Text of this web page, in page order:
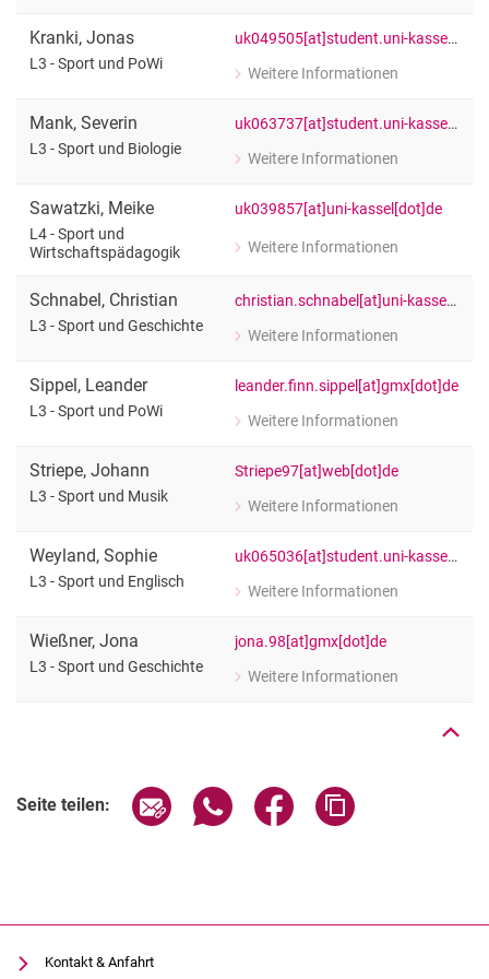
Team
Neuigkeiten und Informationen
Kranki, Jonas
L3 - Sport und PoWi
uk049505[at]student.uni-kassel[dot]de
Weitere Informationen
zu Jonas Kranki
Mank, Severin
L3 - Sport und Biologie
uk063737[at]student.uni-kassel[dot]de
Weitere Informationen
zu Severin Mank
Sawatzki, Meike
L4 - Sport und
Wirtschaftspädagogik
uk039857[at]uni-kassel[dot]de
Weitere Informationen
zu Meike Sawatzki
Schnabel, Christian
L3 - Sport und Geschichte
christian.schnabel[at]uni-kassel[dot]de
Weitere Informationen
zu Christian Schnabel
Sippel, Leander
L3 - Sport und PoWi
leander.finn.sippel[at]gmx[dot]de
Weitere Informationen
zu Leander Sippel
Striepe, Johann
L3 - Sport und Musik
Striepe97[at]web[dot]de
Weitere Informationen
zu Johann Striepe
Weyland, Sophie
L3 - Sport und Englisch
uk065036[at]student.uni-kassel[dot]de
Weitere Informationen
zu Sophie Weyland
Wießner, Jona
L3 - Sport und Geschichte
jona.98[at]gmx[dot]de
Weitere Informationen
zu Jona Wießner
Seite teilen: Seite über E-Mail teilen
Seite über WhatsApp teilen
Seite über Facebook
Kontakt & Anfahrt